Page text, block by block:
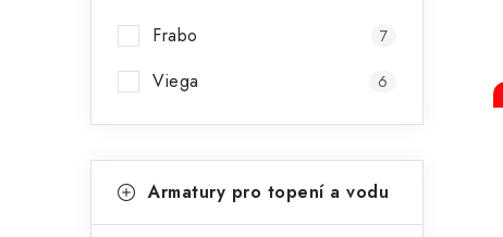
Frabo 7
Viega 6
kategorie
a
Armatury pro topení a vodu